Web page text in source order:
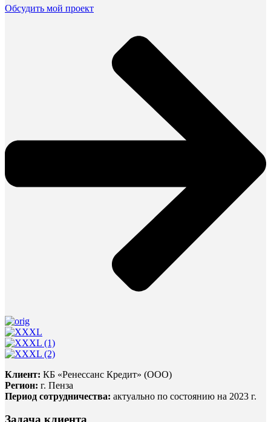
Обсудить мой проект
Клиент: КБ «Ренессанс Кредит» (ООО)
Регион: г. Пенза
Период сотрудничества: актуально по состоянию на 2023 г.
Задача клиента